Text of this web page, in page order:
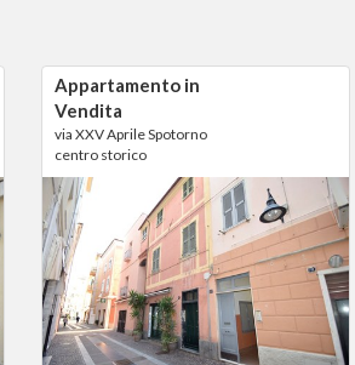
Appartamento in
Vendita
via XXV Aprile Spotorno
centro storico